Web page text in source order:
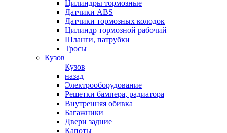
Цилиндры тормозные
Датчики ABS
Датчики тормозных колодок
Цилиндр тормозной рабочий
Шланги, патрубки
Тросы
Кузов
Кузов
назад
Электрооборудование
Решетки бампера, радиатора
Внутренняя обивка
Багажники
Двери задние
Капоты